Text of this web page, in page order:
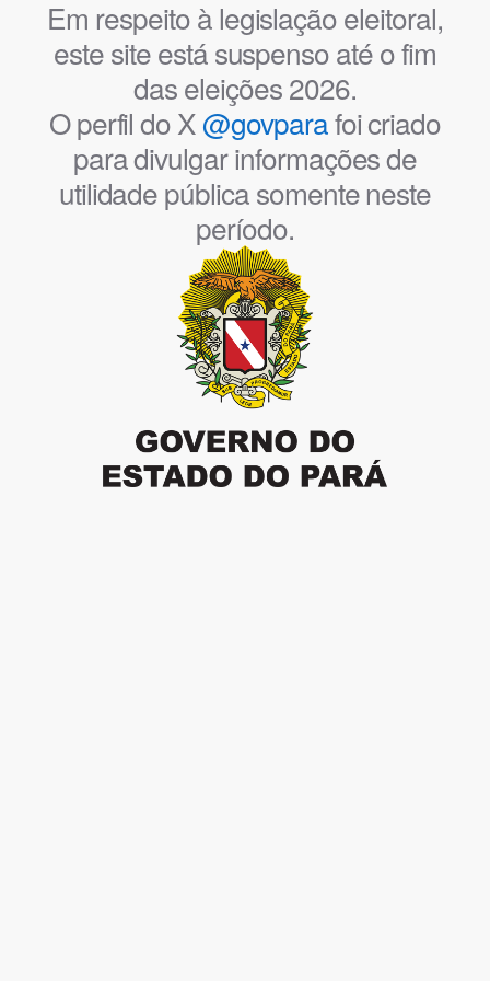
Em respeito à legislação eleitoral,
este site está suspenso até o fim
das eleições 2026.
O perfil do X@govparafoi criado
para divulgar informações de
utilidade pública somente neste
período.